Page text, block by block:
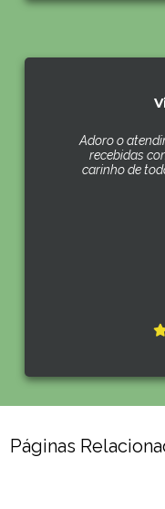
Adoro o
recebidas
carinho de
Páginas